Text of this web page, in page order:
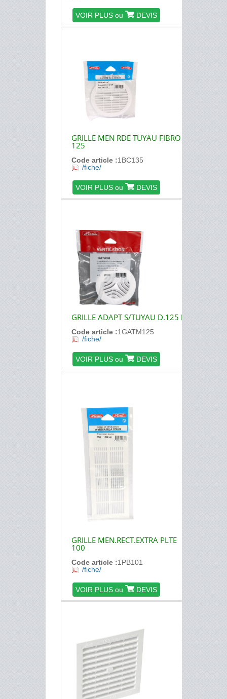
VOIR PLUS ou DEVIS
GRILLE MEN RDE TUYAU FIBRO
125
Code article :1BC135
/fiche/
VOIR PLUS ou DEVIS
GRILLE ADAPT S/TUYAU D.125 M
Code article :1GATM125
/fiche/
VOIR PLUS ou DEVIS
GRILLE MEN.RECT.EXTRA PLTE
100
Code article :1PB101
/fiche/
VOIR PLUS ou DEVIS